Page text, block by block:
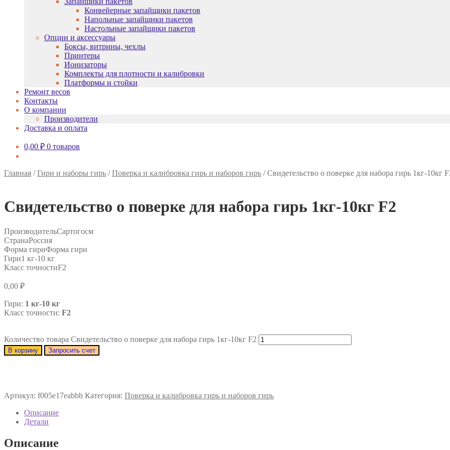
Конвейерные запайщики пакетов
Напольные запайщики пакетов
Настольные запайщики пакетов
Опции и аксессуары
Боксы, витрины, чехлы
Принтеры
Ионизаторы
Комплекты для плотности и калибровки
Платформы и стойки
Ремонт весов
Контакты
О компании
Производители
Доставка и оплата
0,00 ₽ 0 товаров
Главная /Гири и наборы гирь /Поверка и калибровка гирь и наборов гирь /Свидетельство о поверке для набора гирь 1кг-10кг
Свидетельство о поверке для набора гирь 1кг-10кг F2
ПроизводительСартогосм
СтранаРоссия
Форма гириФорма гири
Гири1 кг-10 кг
Класс точностиF2
0,00 ₽
Гири: 1 кг-10 кг
Класс точности: F2
Количество товара Свидетельство о поверке для набора гирь 1кг-10кг F2
В корзину Запросить счет
Артикул: f005e17eabbb Категория: Поверка и калибровка гирь и наборов гирь
Описание
Детали
Описание